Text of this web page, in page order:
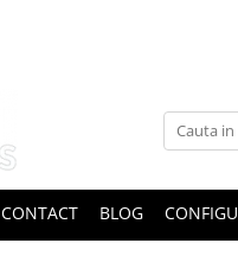
CONTACT BLOG